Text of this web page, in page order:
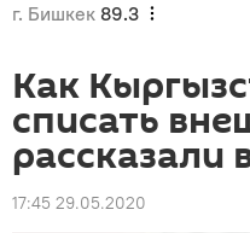
г. Бишкек 89.3
Как
списать
рассказали
17:45 29.05.2020